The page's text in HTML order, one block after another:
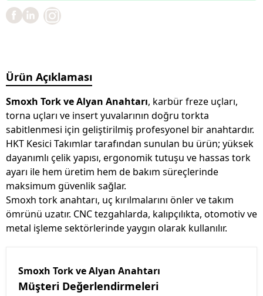
Ürün Açıklaması
Smoxh Tork ve Alyan Anahtarı, karbür freze uçları,
torna uçları ve insert yuvalarının doğru torkta
sabitlenmesi için geliştirilmiş profesyonel bir anahtardır.
HKT Kesici Takımlar tarafından sunulan bu ürün; yüksek
dayanımlı çelik yapısı, ergonomik tutuşu ve hassas tork
ayarı ile hem üretim hem de bakım süreçlerinde
maksimum güvenlik sağlar.
Smoxh tork anahtarı, uç kırılmalarını önler ve takım
ömrünü uzatır. CNC tezgahlarda, kalıpçılıkta, otomotiv ve
metal işleme sektörlerinde yaygın olarak kullanılır.
Smoxh Tork ve Alyan Anahtarı
Müşteri Değerlendirmeleri